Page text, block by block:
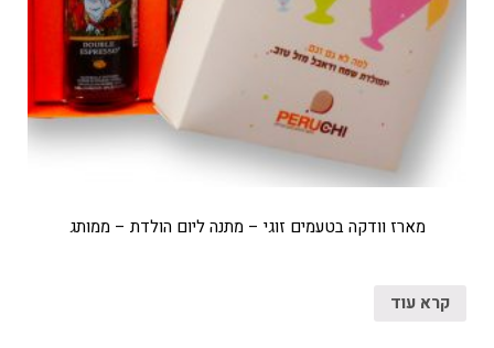
מארז וודקה בטעמים זוגי – מתנה ליום הולדת – ממותג
קרא עוד